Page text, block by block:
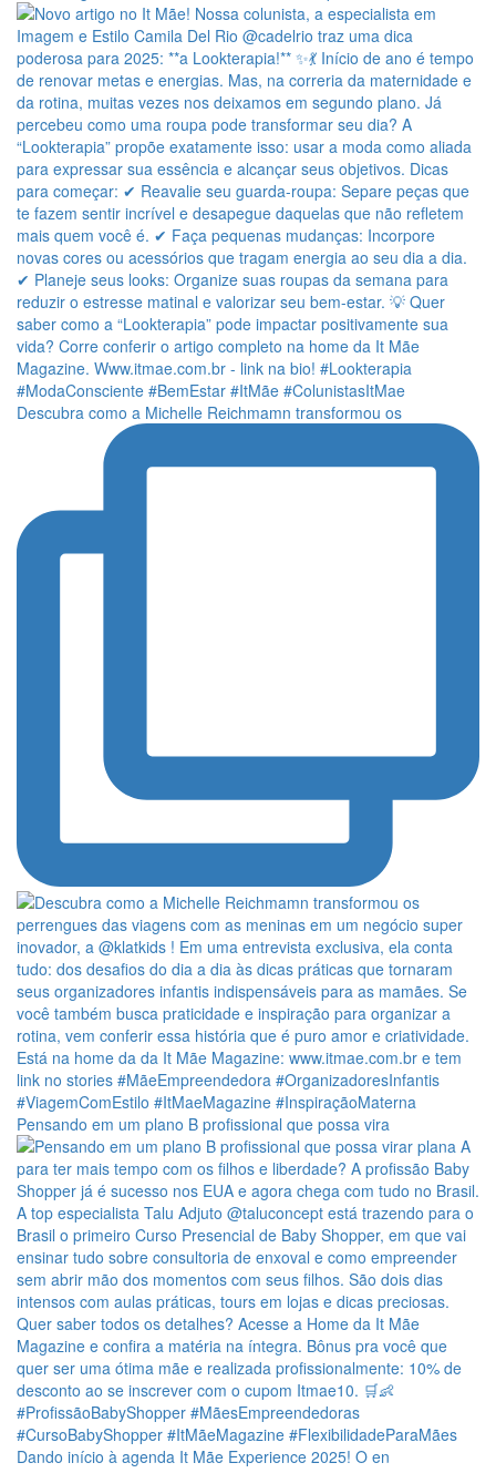
Descubra como a Michelle Reichmamn transformou os
Pensando em um plano B profissional que possa vira
Dando início à agenda It Mãe Experience 2025! O en